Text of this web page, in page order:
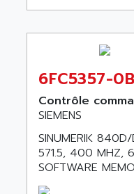
MICROMASTER
SY/MAX
ADVANTYS
APRIL 3000
VT5000
VT3000
AEES
AEG
AEG MODICON
AEL CRYSTALS
AEP
AERMEC
AERO - SHARP
AEROBAR
6FC5357-
Contrôle
SIEMENS
SINUMERIK
571.5, 400 MHZ,
SOFTWARE